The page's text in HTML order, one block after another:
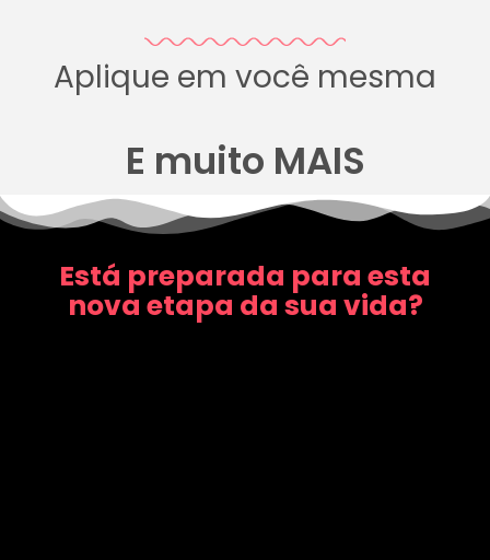
Aplique em você mesma
E muito MAIS
Está preparada para esta
nova etapa da sua vida?